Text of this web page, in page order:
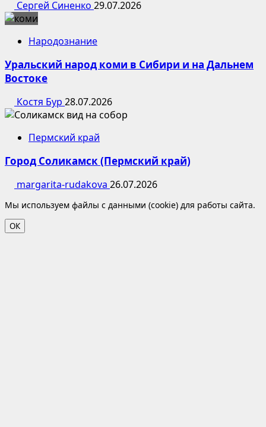
Сергей Синенко 29.07.2026
Народознание
Уральский народ коми в Сибири и на Дальнем
Востоке
Костя Бур 28.07.2026
Пермский край
Город Соликамск (Пермский край)
margarita-rudakova 26.07.2026
Мы используем файлы с данными (cookie) для работы сайта.
ОК